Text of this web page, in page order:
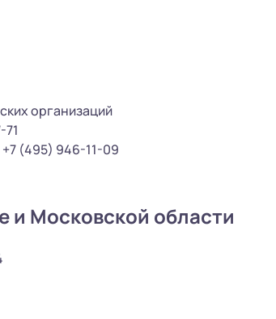
организаций
(495) 946-11-09
и Московской области